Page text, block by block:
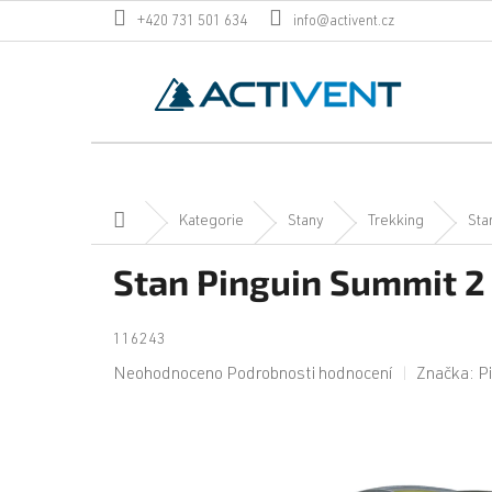
+420 731 501 634 info@activent.cz
Domů Kategorie Stany Trekking
Stan Pinguin Summit 2
116243
Průměrné
Neohodnoceno Podrobnosti hodnocení Značka: